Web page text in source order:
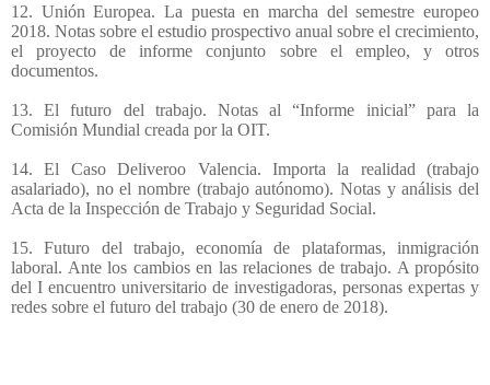
12. Unión Europea. La puesta en marcha del semestre europeo
2018. Notas sobre el estudio prospectivo anual sobre el crecimiento,
el proyecto de informe conjunto sobre el empleo, y otros
documentos.
13. El futuro del trabajo. Notas al “Informe inicial” para la
Comisión Mundial creada por la OIT.
14. El Caso Deliveroo Valencia. Importa la realidad (trabajo
asalariado), no el nombre (trabajo autónomo). Notas y análisis del
Acta de la Inspección de Trabajo y Seguridad Social.
15. Futuro del trabajo, economía de plataformas, inmigración
laboral. Ante los cambios en las relaciones de trabajo. A propósito
del I encuentro universitario de investigadoras, personas expertas y
redes sobre el futuro del trabajo (30 de enero de 2018).